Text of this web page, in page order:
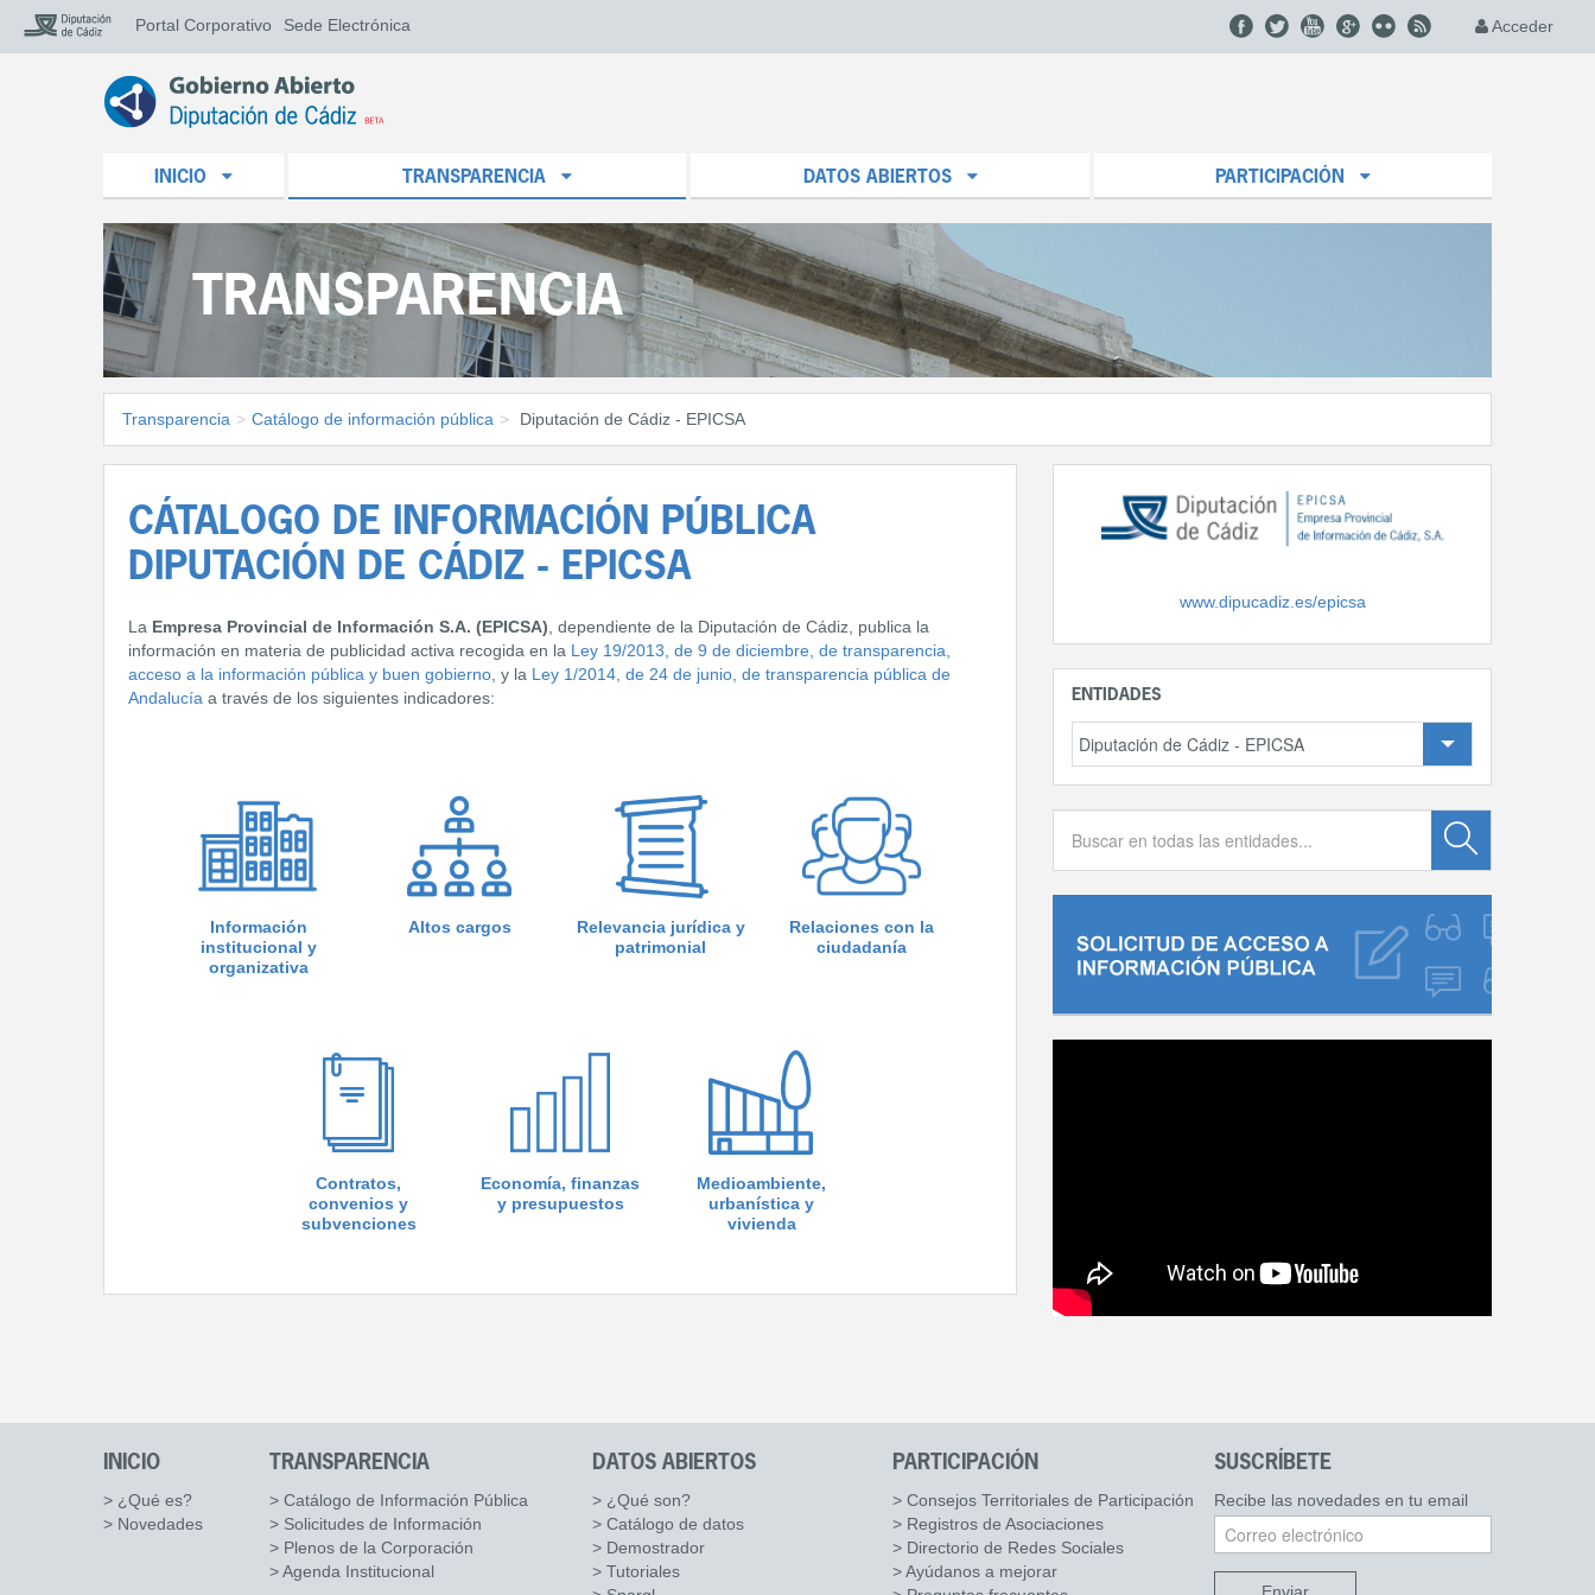
Portal Corporativo Sede Electrónica Acceder
INICIO TRANSPARENCIA DATOS ABIERTOS PARTICIPACIÓN
TRANSPARENCIA
Transparencia > Catálogo de información pública > Diputación de Cádiz - EPICSA
CÁTALOGO DE INFORMACIÓN PÚBLICA
DIPUTACIÓN DE CÁDIZ - EPICSA
La Empresa Provincial de Información S.A. (EPICSA) , dependiente de la Diputación de Cádiz, publica la
información en materia de publicidad activa recogida en la Ley 19/2013, de 9 de diciembre, de transparencia,
acceso a la información pública y buen gobierno , y la Ley 1/2014, de 24 de junio, de transparencia pública de
Andalucía a través de los siguientes indicadores:
Información
institucional y
organizativa
Altos cargos
Relevancia jurídica y
patrimonial
Relaciones con la
ciudadanía
Contratos,
convenios y
subvenciones
Economía, finanzas
y presupuestos
Medioambiente,
urbanística y
vivienda
www.dipucadiz.es/epicsa
ENTIDADES
INICIO
> ¿Qué es?
> Novedades
TRANSPARENCIA
> Catálogo de Información Pública
> Solicitudes de Información
> Plenos de la Corporación
> Agenda Institucional
DATOS ABIERTOS
> ¿Qué son?
> Catálogo de datos
> Demostrador
> Tutoriales
PARTICIPACIÓN
> Consejos Territoriales de Participación
> Registros de Asociaciones
> Directorio de Redes Sociales
> Ayúdanos a mejorar
SUSCRÍBETE
Recibe las novedades en tu email